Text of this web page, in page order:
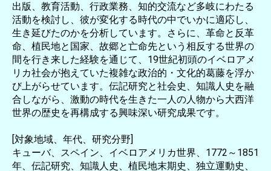
出版、教育活動、行政業務、知的交流など多岐にわたる
活動を検討し、彼が変化する時代の中でいかに適応し、
生き延びたのかを分析しています。さらに、革命と反革
命、植民地と国家、故郷と亡命先という相反する世界の
間を行き来した経験を通じて、19世紀初頭のイベロアメ
リカ社会が抱えていた複雑な政治的・文化的葛藤を浮か
び上がらせています。伝記研究と社会史、知識人史を融
合しながら、激動の時代を生きた一人の人物から大西洋
世界の歴史を再構成する興味深い研究成果です。
[対象地域、年代、研究分野]
キューバ、スペイン、イベロアメリカ世界、1772～1851
年、伝記研究、知識人史、植民地末期史、独立運動史、